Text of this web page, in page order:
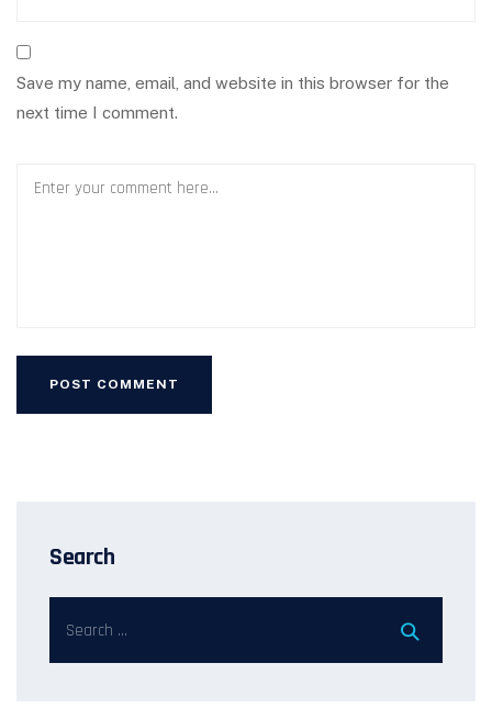
Save my name, email, and website in this browser for the
next time I comment.
Search